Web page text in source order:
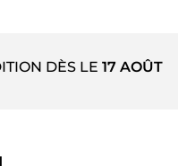
DÈS LE 17 AOÛT